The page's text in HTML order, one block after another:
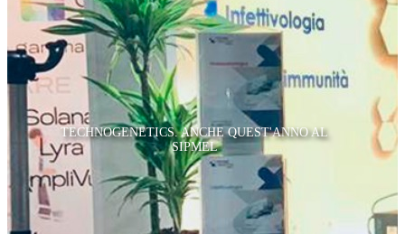
TECHNOGENETICS. ANCHE QUEST'ANNO AL
SIPMEL